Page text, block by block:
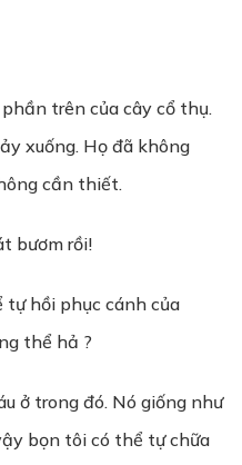
trên của cây cổ thụ.
xuống. Họ đã không
cần thiết.
bươm rồi!
tự hồi phục cánh của
thể hả ?
ở trong đó. Nó giống như
bọn tôi có thể tự chữa